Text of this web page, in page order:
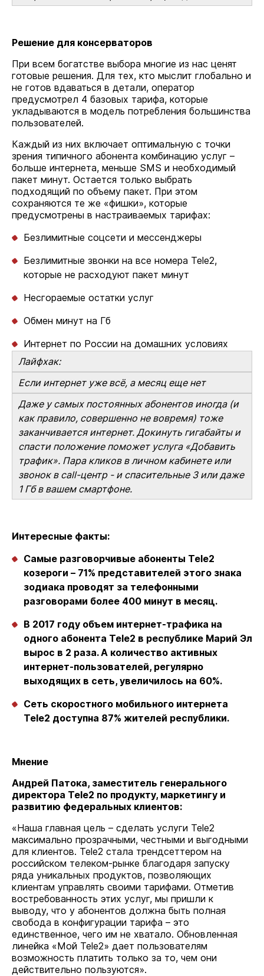
Решение для консерваторов
При всем богатстве выбора многие из нас ценят
готовые решения. Для тех, кто мыслит глобально и
не готов вдаваться в детали, оператор
предусмотрел 4 базовых тарифа, которые
укладываются в модель потребления большинства
пользователей.
Каждый из них включает оптимальную с точки
зрения типичного абонента комбинацию услуг –
больше интернета, меньше SMS и необходимый
пакет минут. Остается только выбрать
подходящий по объему пакет. При этом
сохраняются те же «фишки», которые
предусмотрены в настраиваемых тарифах:
Безлимитные соцсети и мессенджеры
Безлимитные звонки на все номера Tele2,
которые не расходуют пакет минут
Несгораемые остатки услуг
Обмен минут на Гб
Интернет по России на домашних условиях
Лайфхак:
Если интернет уже всё, а месяц еще нет
Даже у самых постоянных абонентов иногда (и
как правило, совершенно не вовремя) тоже
заканчивается интернет. Докинуть гигабайты и
спасти положение поможет услуга «Добавить
трафик». Пара кликов в личном кабинете или
звонок в call-центр - и спасительные 3 или даже
1 Гб в вашем смартфоне.
Интересные факты:
Самые разговорчивые абоненты Tele2
козероги – 71% представителей этого знака
зодиака проводят за телефонными
разговорами более 400 минут в месяц.
В 2017 году объем интернет-трафика на
одного абонента Tele2 в республике Марий Эл
вырос в 2 раза. А количество активных
интернет-пользователей, регулярно
выходящих в сеть, увеличилось на 60%.
Сеть скоростного мобильного интернета
Tele2 доступна 87% жителей республики.
Мнение
Андрей Патока, заместитель генерального
директора Tele2 по продукту, маркетингу и
развитию федеральных клиентов:
«Наша главная цель – сделать услуги Tele2
максимально прозрачными, честными и выгодными
для клиентов. Tele2 стала трендсеттером на
российском телеком-рынке благодаря запуску
ряда уникальных продуктов, позволяющих
клиентам управлять своими тарифами. Отметив
востребованность этих услуг, мы пришли к
выводу, что у абонентов должна быть полная
свобода в конфигурации тарифа – это
единственное, чего им не хватало. Обновленная
линейка «Мой Tele2» дает пользователям
возможность платить только за то, чем они
действительно пользуются».